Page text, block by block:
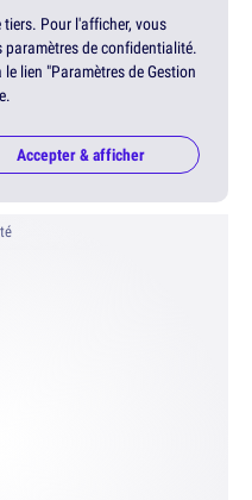
Pour l'afficher, vous
paramètres de confidentialité.
lien "Paramètres de Gestion
Accepter & afficher